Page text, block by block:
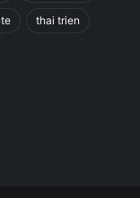
thai trien